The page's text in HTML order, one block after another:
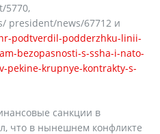
5770,
president/news/67712 и
podtverdil-podderzhku-linii-
bezopasnosti-s-ssha-i-nato-
pekine-krupnye-kontrakty-s-
санкции в
что в нынешнем конфликте